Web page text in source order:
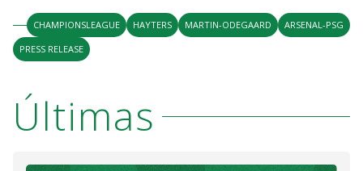
CHAMPIONSLEAGUE HAYTERS MARTIN-ODEGAARD
ARSENAL-PSG
PRESS RELEASE
Últimas